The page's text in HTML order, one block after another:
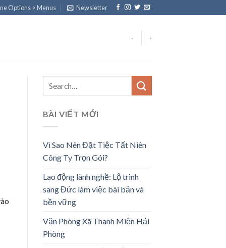
Options > Menus Newsletter
- -
BÀI VIẾT MỚI
Vì Sao Nên Đặt Tiệc Tất Niên
Công Ty Trọn Gói?
Lao động lành nghề: Lộ trình
sang Đức làm việc bài bản và
bền vững
Văn Phòng Xã Thanh Miện Hải
Phòng